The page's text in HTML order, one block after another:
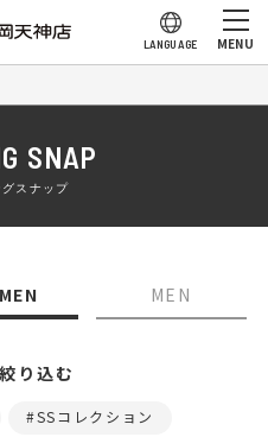
LANGUAGE MENU
SNAP
スナップ
MEN
り込む
SSコレクション